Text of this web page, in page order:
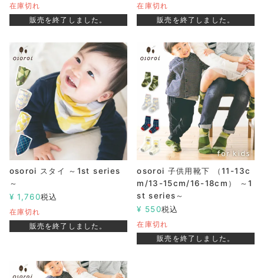
在庫切れ
販売を終了しました。
在庫切れ
販売を終了しました。
osoroi スタイ ～1st series
～
¥ 1,760税込
在庫切れ
販売を終了しました。
osoroi 子供用靴下 （11-13c
m/13-15cm/16-18cm） ～1
st series～
¥ 550税込
在庫切れ
販売を終了しました。